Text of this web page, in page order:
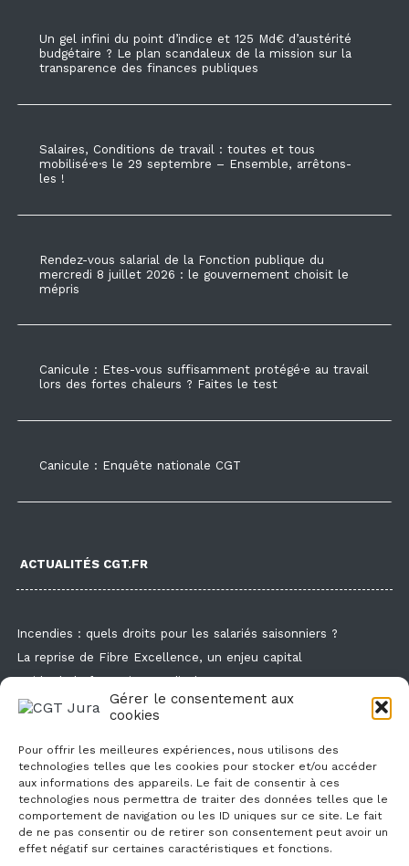
Gérer le consentement aux
cookies
Pour offrir les meilleures expériences, nous utilisons des
technologies telles que les cookies pour stocker et/ou accéder
aux informations des appareils. Le fait de consentir à ces
technologies nous permettra de traiter des données telles que le
comportement de navigation ou les ID uniques sur ce site. Le fait
de ne pas consentir ou de retirer son consentement peut avoir un
effet négatif sur certaines caractéristiques et fonctions.
Un gel infini du point d’indice et 125 Md€ d’austérité
budgétaire ? Le plan scandaleux de la mission sur la
transparence des finances publiques
Salaires, Conditions de travail : toutes et tous
mobilisé·e·s le 29 septembre – Ensemble, arrêtons-
les !
Rendez-vous salarial de la Fonction publique du
mercredi 8 juillet 2026 : le gouvernement choisit le
mépris
Canicule : Etes-vous suffisamment protégé·e au travail
lors des fortes chaleurs ? Faites le test
Canicule : Enquête nationale CGT
ACTUALITÉS CGT.FR
Incendies : quels droits pour les salariés saisonniers ?
La reprise de Fibre Excellence, un enjeu capital
Guide de la formation syndicale
Formation syndicale : les affiches